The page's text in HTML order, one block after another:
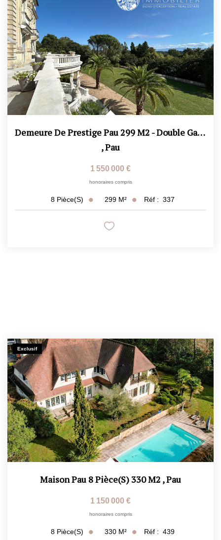
Demeure De Prestige Pau 299 M2 - Double Garage - 3 Caves -...
,Pau
1 550 000 €
honoraires compris
8 Pièce(s) 299 M² Réf : 337
Exclusif
Maison Pau 8 Pièce(s) 330 M2 ,Pau
1 150 000 €
honoraires compris
8 Pièce(s) 330 M² Réf : 439